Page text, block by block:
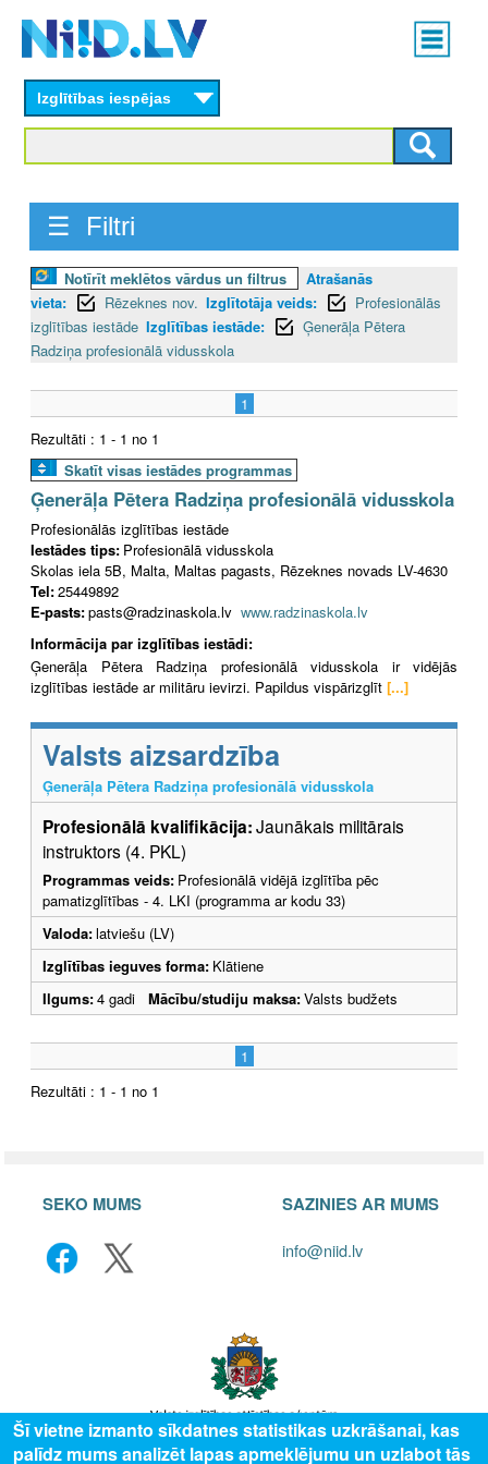
content
Main
menu
Izglītības iespējas
☰ Filtri
Notīrīt meklētos vārdus un filtrus
Atrašanās
vieta:
Rēzeknes nov. Izglītotāja veids:
Profesionālās
izglītības iestāde Izglītības iestāde:
Ģenerāļa Pētera
Radziņa profesionālā vidusskola
1
Rezultāti : 1 - 1 no 1
Skatīt visas iestādes programmas
Ģenerāļa Pētera Radziņa profesionālā vidusskola
Profesionālās izglītības iestāde
Iestādes tips: Profesionālā vidusskola
Skolas iela 5B, Malta, Maltas pagasts, Rēzeknes novads LV-4630
Tel:25449892
E-pasts:pasts@radzinaskola.lv www.radzinaskola.lv
Informācija par izglītības iestādi:
Ģenerāļa Pētera Radziņa profesionālā vidusskola ir vidējās
izglītības iestāde ar militāru ievirzi. Papildus vispārizglīt [...]
Valsts aizsardzība
Ģenerāļa Pētera Radziņa profesionālā vidusskola
Profesionālā kvalifikācija:Jaunākais militārais
instruktors (4. PKL)
Programmas veids: Profesionālā vidējā izglītība pēc
pamatizglītības - 4. LKI (programma ar kodu 33)
Valoda:latviešu (LV)
Izglītības ieguves forma: Klātiene
Ilgums:4 gadi Mācību/studiju maksa:Valsts budžets
1
Rezultāti : 1 - 1 no 1
SEKO MUMS SAZINIES AR MUMS
info@niid.lv
Šī vietne izmanto sīkdatnes statistikas uzkrāšanai, kas
palīdz mums analizēt lapas apmeklējumu un uzlabot tās